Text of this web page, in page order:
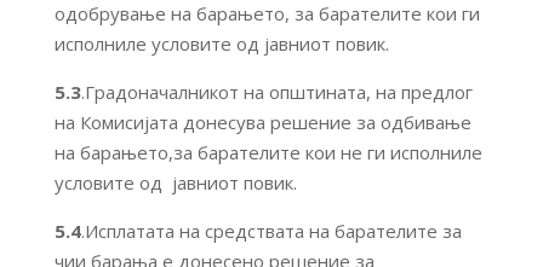
одобрување на барањето, за барателите кои ги
исполниле условите од јавниот повик.
5.3.Градоначалникот на општината, на предлог
на Комисијата донесува решение за одбивање
на барањето,за барателите кои не ги исполниле
условите од јавниот повик.
5.4.Исплатата на средствата на барателите за
чии барања е донесено решение за